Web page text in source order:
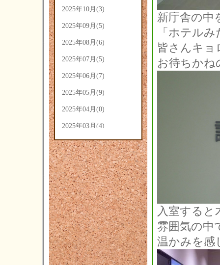
2025年10月(3)
2025年09月(5)
2025年08月(6)
2025年07月(5)
2025年06月(7)
2025年05月(9)
2025年04月(0)
2025年03月(4)
2025年02月(5)
2025年01月(3)
2024年12月(3)
2024年11月(4)
2024年10月(14)
2024年09月(14)
2024年08月(7)
2024年07月(16)
新庁舎の中
「ホテル
皆さんキ
お待ちかね
入室すると
雰囲気の中
温かみを